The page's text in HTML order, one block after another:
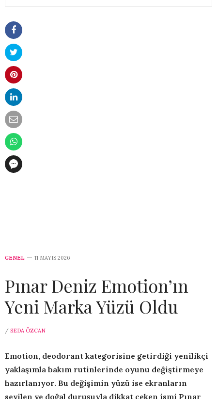
GENEL 11 MAYIS 2026
Pınar Deniz Emotion’ın
Yeni Marka Yüzü Oldu
/ SEDA ÖZCAN
Emotion, deodorant kategorisine getirdiği yenilikçi
yaklaşımla bakım rutinlerinde oyunu değiştirmeye
hazırlanıyor. Bu değişimin yüzü ise ekranların
sevilen ve doğal duruşuyla dikkat çeken ismi Pınar